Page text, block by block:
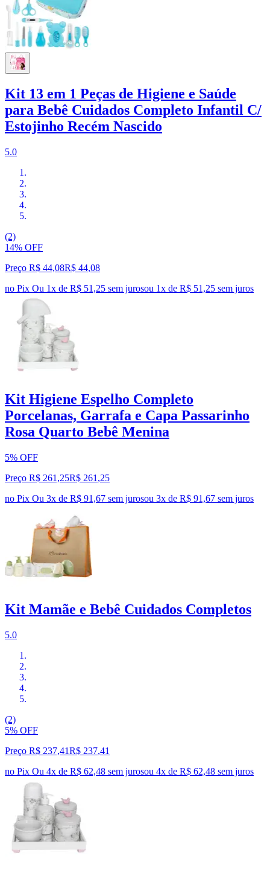
Kit 13 em 1 Peças de Higiene e Saúde
para Bebê Cuidados Completo Infantil C/
Estojinho Recém Nascido
5.0
(2)
14% OFF
Preço R$ 44,08R$ 44,08
no Pix Ou 1x de R$ 51,25 sem jurosou 1x de R$ 51,25 sem juros
Kit Higiene Espelho Completo
Porcelanas, Garrafa e Capa Passarinho
Rosa Quarto Bebê Menina
5% OFF
Preço R$ 261,25R$ 261 ,25
no Pix Ou 3x de R$ 91,67 sem jurosou 3x de R$ 91,67 sem juros
Kit Mamãe e Bebê Cuidados Completos
5.0
(2)
5% OFF
Preço R$ 237,41R$ 237,41
no Pix Ou 4x de R$ 62,48 sem jurosou 4x de R$ 62,48 sem juros